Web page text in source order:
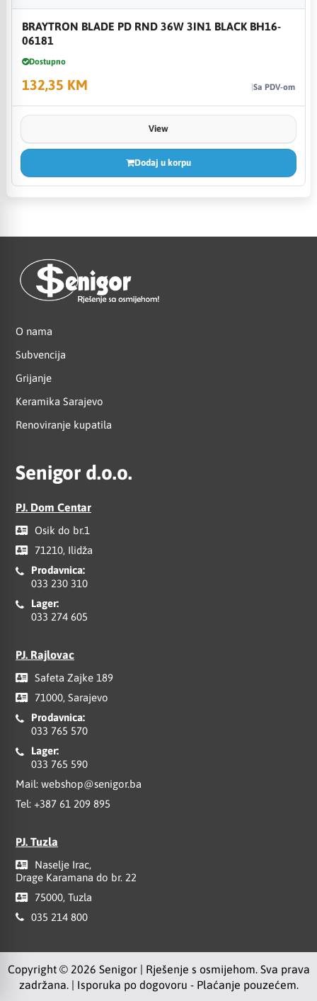
BRAYTRON BLADE PD RND 36W 3IN1 BLACK BH16-
06181
Dostupno
132,35 KM Sa PDV-om
View
Dodaj u korpu
O nama
Subvencija
Grijanje
Keramika Sarajevo
Renoviranje kupatila
Senigor d.o.o.
PJ. Dom Centar
Osik do br.1
71210, Ilidža
Prodavnica:
033 230 310
Lager:
033 274 605
PJ. Rajlovac
Safeta Zajke 189
71000, Sarajevo
Prodavnica:
033 765 570
Lager:
033 765 590
Mail: webshop@senigor.ba
Tel: +387 61 209 895
PJ. Tuzla
Naselje Irac,
Drage Karamana do br. 22
75000, Tuzla
035 214 800
Copyright © 2026 Senigor | Rješenje s osmijehom. Sva prava
zadržana. | Isporuka po dogovoru - Plaćanje pouzećem.